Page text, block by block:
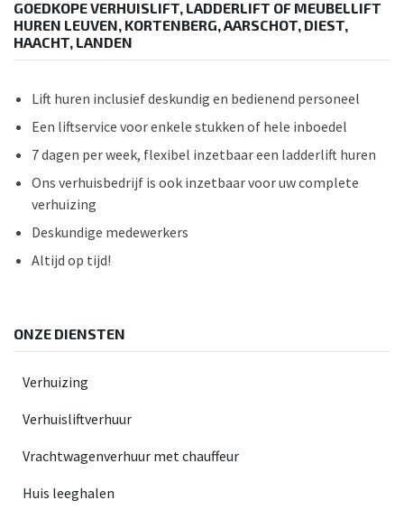
GOEDKOPE VERHUISLIFT, LADDERLIFT OF MEUBELLIFT
HUREN LEUVEN, KORTENBERG, AARSCHOT, DIEST,
HAACHT, LANDEN
Lift huren inclusief deskundig en bedienend personeel
Een liftservice voor enkele stukken of hele inboedel
7 dagen per week, flexibel inzetbaar een ladderlift huren
Ons verhuisbedrijf is ook inzetbaar voor uw complete
verhuizing
Deskundige medewerkers
Altijd op tijd!
ONZE DIENSTEN
Verhuizing
Verhuisliftverhuur
Vrachtwagenverhuur met chauffeur
Huis leeghalen